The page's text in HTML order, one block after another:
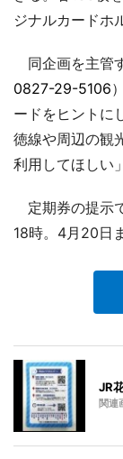
ジナルカードホ
同企画を主管
0827-29-5106
ードをヒントに
徳線や周辺の観
利用してほしい
定期券の提示
18時。4月20日
JR
関連